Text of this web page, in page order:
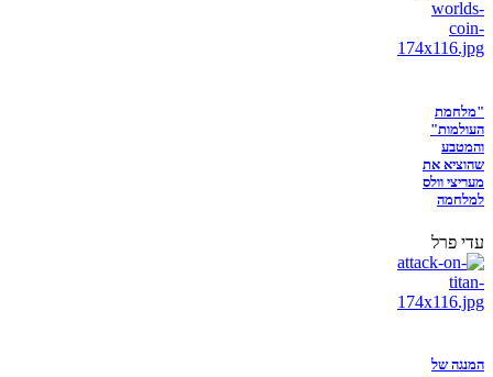
"מלחמת
העולמות"
והמטבע
שהוציא את
מעריצי וולס
למלחמה
עדי פרל
המנגה של